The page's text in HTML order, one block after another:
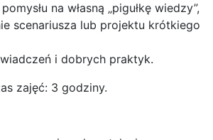
na własną „pigułkę wiedzy”,
scenariusza lub projektu krótkiego
i dobrych praktyk.
zajęć: 3 godziny.